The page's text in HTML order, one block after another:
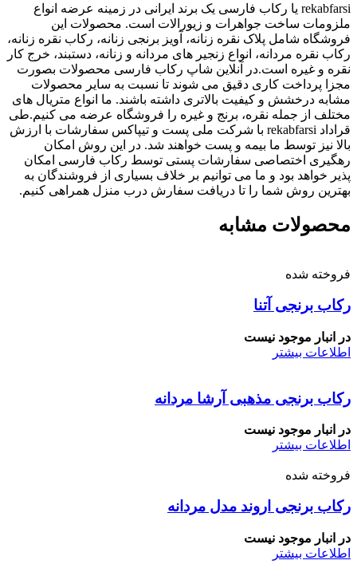
rekabfarsi یا رکاب فارسی یک برند ایرانی در زمینه عرضه انواع
ملزومات ساخت جواهرات و زیورالات است. محصولات این
فروشگاه شامل پلاک نقره زنانه، آویز برنجی زنانه، رکاب نقره زنانه،
رکاب نقره مردانه، انواع زنجیر های مردانه و زنانه، دستبند، خرج کار
نقره و غیره است.در آنلاین شاپ رکاب فارسی محصولات بصورت
مجزا پرداخت کاری دقیق می شوند تا نسبت به سایر محصولات
مشابه درخشش و کیفیت بالاتری داشته باشند. ما انواع متریال های
مختلف از جمله نقره، برنج و غیره را فروشگاه عرضه می کنیم.طی
قراداد rekabfarsi با شرکت ملی پست و تیپاکس سفارشات با ارزش
بالا نیز توسط ما بیمه و پست خواهند شد. در این روش امکان
رهگیری اختصاصی سفارشات پستی توسط رکاب فارسی امکان
پذیر خواهد بود و ما می توانیم بر خلاف بسیاری از فروشندگان به
بهترین روش شما را تا دریافت سفارش درب منزل همراهی کنیم.
محصولات مشابه
فروخته شده
رکاب برنجی آتنا
در انبار موجود نیست
اطلاعات بیشتر
رکاب برنجی مذهبی آرشا مردانه
در انبار موجود نیست
اطلاعات بیشتر
فروخته شده
رکاب برنجی اروند مدل مردانه
در انبار موجود نیست
اطلاعات بیشتر